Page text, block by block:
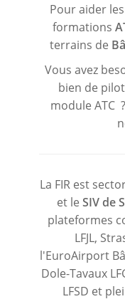
Pour aider
formations
terrains de
Vous avez
bien de
module ATC
La FIR est
et le SIV de
plateformes
LFJL,
l'EuroAirport
Dole-Tavaux
LFSD et